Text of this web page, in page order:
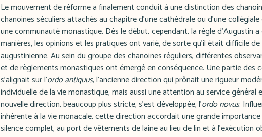
Le mouvement de réforme a finalement conduit à une distinction des
chanoines séculiers attachés au chapitre d'une cathédrale ou d'une
une communauté monastique. Dès le début, cependant, la règle d'Augustin
manières, les opinions et les pratiques ont varié, de sorte qu'il était difficile
augustinienne. Au sein du groupe des chanoines réguliers, différentes
et de règlements monastiques ont émergé en conséquence. Une partie des
s'alignait sur l'ordo antiquus, l'ancienne direction qui prônait une rigueur
individuelle de la vie monastique, mais aussi une attention au service
nouvelle direction, beaucoup plus stricte, s'est développée, l'ordo novus.
inhérente à la vie monacale, cette direction accordait une grande
silence complet, au port de vêtements de laine au lieu de lin et à l'exécution